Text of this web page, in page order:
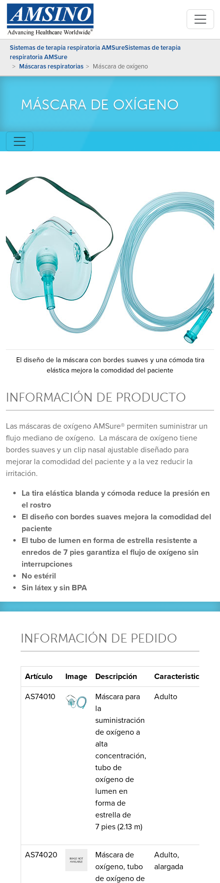
Sistemas de terapia respiratoria AMSureSistemas de terapia
respiratoria AMSure
Máscaras respiratorias
Máscara de oxígeno
MÁSCARA DE OXÍGENO
El diseño de la máscara con bordes suaves y una cómoda tira
elástica mejora la comodidad del paciente
INFORMACIÓN DE PRODUCTO
Las máscaras de oxígeno AMSure® permiten suministrar un
flujo mediano de oxígeno. La máscara de oxígeno tiene
bordes suaves y un clip nasal ajustable diseñado para
mejorar la comodidad del paciente y a la vez reducir la
irritación.
La tira elástica blanda y cómoda reduce la presión en
el rostro
El diseño con bordes suaves mejora la comodidad del
paciente
El tubo de lumen en forma de estrella resistente a
enredos de 7 pies garantiza el flujo de oxígeno sin
interrupciones
No estéril
Sin látex y sin BPA
INFORMACIÓN DE PEDIDO
Artículo Image Descripción Caracteristicas
AS74010
Máscara para
la
suministración
de oxígeno a
alta
concentración,
tubo de
oxígeno de
lumen en
forma de
estrella de
7 pies (2.13 m)
Adulto
AS74020
Máscara de
oxígeno, tubo
de oxígeno de
Adulto,
alargada